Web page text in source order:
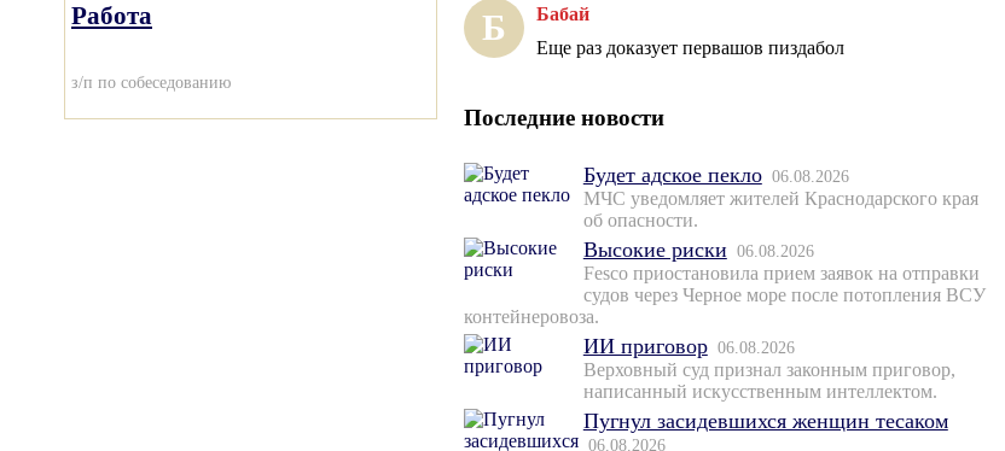
Работа
з/п по собеседованию
Б Бабай
Еще раз доказует первашов пиздабол
Последние новости
Будет адское пекло 06.08.2026
МЧС уведомляет жителей Краснодарского края
об опасности.
Высокие риски 06.08.2026
Fesco приостановила прием заявок на отправки
судов через Черное море после потопления ВСУ
контейнеровоза.
ИИ приговор 06.08.2026
Верховный суд признал законным приговор,
написанный искусственным интеллектом.
Пугнул засидевшихся женщин тесаком
06.08.2026